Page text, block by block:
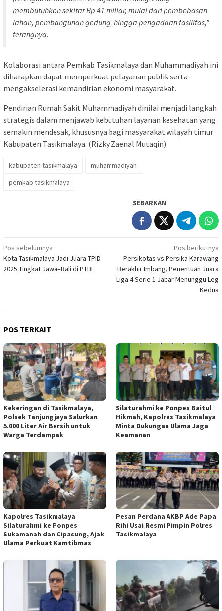
membutuhkan sekitar Rp 41 miliar, mulai dari pembebasan
lahan, pembangunan gedung, hingga pengadaan fasilitas,”
terangnya.
Kolaborasi antara Pemkab Tasikmalaya dan Muhammadiyah ini
diharapkan dapat memperkuat pelayanan publik serta
mengakselerasi kemandirian ekonomi masyarakat.
Pendirian Rumah Sakit Muhammadiyah dinilai menjadi langkah
strategis dalam menjawab kebutuhan layanan kesehatan yang
semakin mendesak, khususnya bagi masyarakat wilayah timur
Kabupaten Tasikmalaya. (Rizky Zaenal Mutaqin)
kabupaten tasikmalaya
muhammadiyah
pemkab tasikmalaya
SEBARKAN
Navigasi
pos
Pos sebelumnya
Kota Tasikmalaya Jadi Juara TPID
2025 Tingkat Jawa–Bali di PTBI
Pos berikutnya
Persikotas vs Persika Karawang
Berakhir Imbang, Penentuan Juara
Liga 4 Serie 1 Jabar Menunggu Leg
Kedua
POS TERKAIT
Kekeringan di Tasikmalaya,
Polsek Tanjungjaya Salurkan
5.000 Liter Air Bersih untuk
Warga Terdampak
Silaturahmi ke Ponpes Baitul
Hikmah, Kapolres Tasikmalaya
Minta Dukungan Ulama Jaga
Keamanan
Kapolres Tasikmalaya
Silaturahmi ke Ponpes
Sukamanah dan Cipasung, Ajak
Ulama Perkuat Kamtibmas
Pesan Perdana AKBP Ade Papa
Rihi Usai Resmi Pimpin Polres
Tasikmalaya